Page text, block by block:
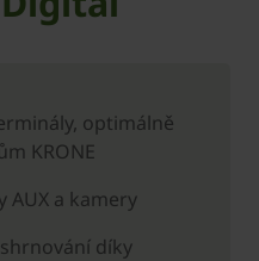
optimálně
KRONE
AUX a kamery
díky